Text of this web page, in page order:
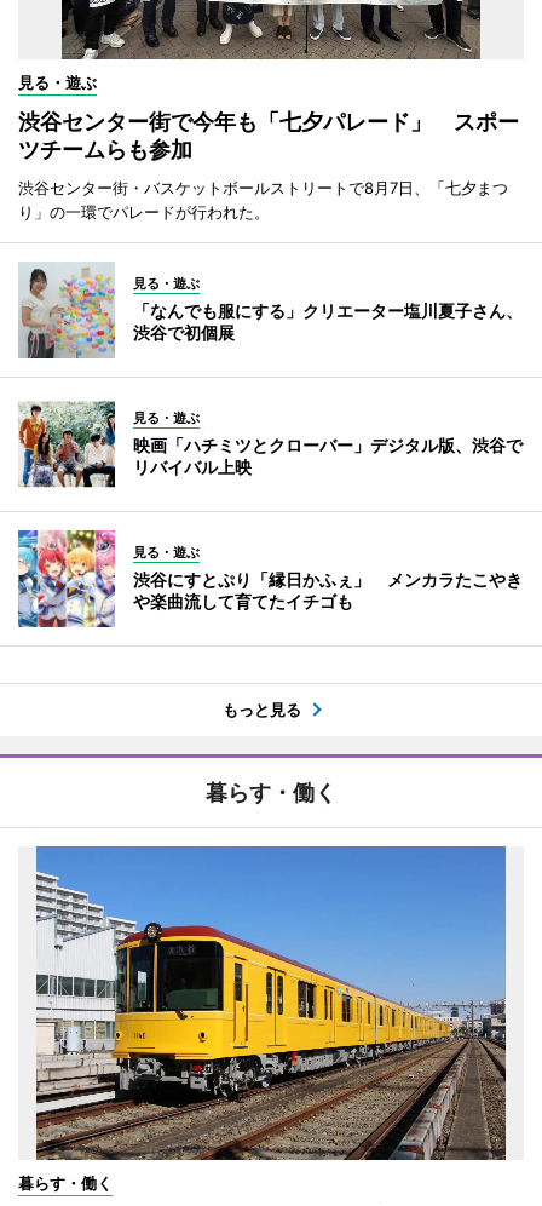
見る・遊ぶ
渋谷センター街で今年も「七夕パレード」 スポー
ツチームらも参加
渋谷センター街・バスケットボールストリートで8月7日、「七夕まつ
り」の一環でパレードが行われた。
見る・遊ぶ
「なんでも服にする」クリエーター塩川夏子さん、
渋谷で初個展
見る・遊ぶ
映画「ハチミツとクローバー」デジタル版、渋谷で
リバイバル上映
見る・遊ぶ
渋谷にすとぷり「縁日かふぇ」 メンカラたこやき
や楽曲流して育てたイチゴも
もっと見る
暮らす・働く
暮らす・働く